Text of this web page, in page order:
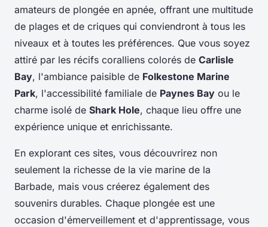
amateurs de plongée en apnée, offrant une multitude
de plages et de criques qui conviendront à tous les
niveaux et à toutes les préférences. Que vous soyez
attiré par les récifs coralliens colorés de Carlisle
Bay, l'ambiance paisible de Folkestone Marine
Park, l'accessibilité familiale de Paynes Bay ou le
charme isolé de Shark Hole, chaque lieu offre une
expérience unique et enrichissante.
En explorant ces sites, vous découvrirez non
seulement la richesse de la vie marine de la
Barbade, mais vous créerez également des
souvenirs durables. Chaque plongée est une
occasion d'émerveillement et d'apprentissage, vous